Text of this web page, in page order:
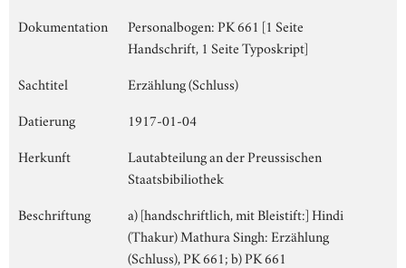
Dokumentation
Personalbogen: PK 661 [1 Seite
Handschrift, 1 Seite Typoskript]
Sachtitel
Erzählung (Schluss)
Datierung
1917-01-04
Herkunft
Lautabteilung an der Preussischen
Staatsbibiliothek
Beschriftung
a) [handschriftlich, mit Bleistift:] Hindi
(Thakur) Mathura Singh: Erzählung
(Schluss), PK 661; b) PK 661